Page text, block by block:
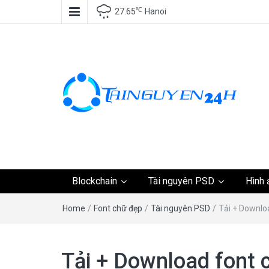
27.65℃ Hanoi
tài nguyên đồ họa,
Blockchain Tài nguyên PSD Hình
Home / Font chữ đẹp / Tài nguyên PSD / Tải +
Tải + Download font